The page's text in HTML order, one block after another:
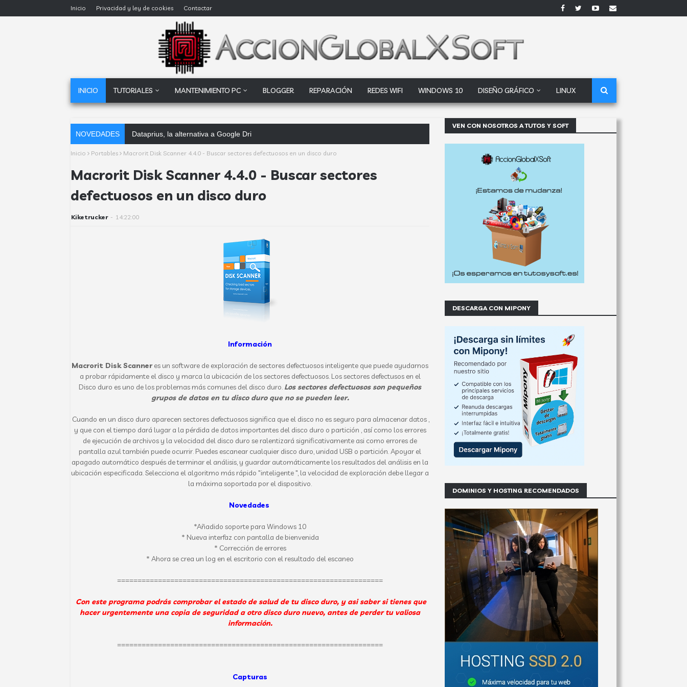
Inicio Privacidad y ley de cookies Contactar
INICIO TUTORIALES MANTENIMIENTO PC BLOGGER REPARACIÓN REDES WIFI WINDOWS 10 DISEÑO GRÁFICO LINUX
NOVEDADES Dataprius, la alternativa a Google Drive y Dropbox que las empresas deber
Inicio Portables Macrorit Disk Scanner 4.4.0 - Buscar sectores defectuosos en un disco duro
Macrorit Disk Scanner 4.4.0 - Buscar sectores
defectuosos en un disco duro
Kiketrucker - 14:22:00
Información
Macrorit Disk Scanneres un software de exploración de sectores defectuosos inteligente que puede ayudarnos
a probar rápidamente el disco y marca la ubicación de los sectores defectuosos.Los sectores defectusos en el
Disco duro es uno de los problemas más comunes del disco duro. Los sectores defectuosos son pequeños
grupos de datos en tu disco duro que no se pueden leer.
Cuando en un disco duro aparecen sectores defectuosos significa que el disco no es seguro para almacenar datos ,
y que con el tiempo dará lugar a la pérdida de datos importantes del disco duro o partición , así como los errores
de ejecución de archivos y la velocidad del disco duro se ralentizará significativamente asi como errores de
pantalla azultambién puede ocurrir. Puedes escanear cualquier disco duro, unidad USB o partición.Apoyar el
apagado automático después de terminar el análisis, y guardar automáticamente los resultados del análisis en la
ubicación especificada.Selecciona el algoritmo más rápido "inteligente ", la velocidad de exploración debe llegar a
la máxima soportada por el dispositivo.
Novedades
*Añadido soporte para Windows 10
* Nueva interfaz con pantalla de bienvenida
* Corrección de errores
* Ahora se crea un log en el escritorio con el resultado del escaneo
=================================================================
Con este programa podrás comprobar el estado de salud de tu disco duro, y asi saber si tienes que
hacer urgentemente una copia de seguridad a otro disco duro nuevo, antes de perder tu valiosa
información.
=================================================================
Capturas
VEN CON NOSOTROS A TUTOS Y SOFT
DESCARGA CON MIPONY
DOMINIOS Y HOSTING RECOMENDADOS